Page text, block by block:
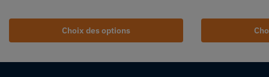
Choix des options